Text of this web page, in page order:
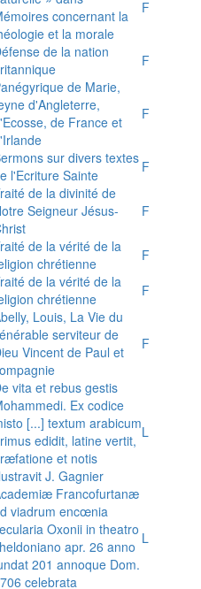
concernant la
et la morale
F
de la nation
F
de Marie,
d'Angleterre,
de France et
F
sur divers textes
l'Ecriture Sainte
F
de la divinité de
Seigneur Jésus-
F
de la vérité de la
chrétienne
F
de la vérité de la
chrétienne
F
Louis, La Vie du
serviteur de
Vincent de Paul et
F
vita et rebus gestis
Ex codice
[...] textum arabicum
edidit, latine vertit,
et notis
J. Gagnier
L
Francofurtanæ
viadrum encœnia
Oxonii in theatro
apr. 26 anno
201 annoque Dom.
celebrata
L